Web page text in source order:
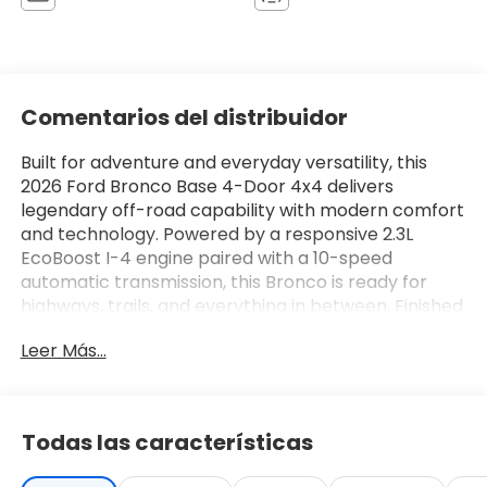
Comentarios del distribuidor
Built for adventure and everyday versatility, this
2026 Ford Bronco Base 4-Door 4x4 delivers
legendary off-road capability with modern comfort
and technology. Powered by a responsive 2.3L
EcoBoost I-4 engine paired with a 10-speed
automatic transmission, this Bronco is ready for
highways, trails, and everything in between. Finished
combines rugged styling with practical
• 2.3L EcoBoost I-4 engine
• 10-speed automatic transmission
Leer Más...
Todas las características